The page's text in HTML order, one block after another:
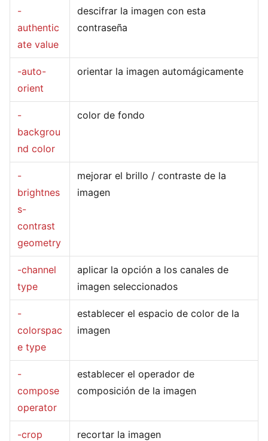
-
authentic
ate value
descifrar la imagen con esta
contraseña
-auto-
orient
orientar la imagen automágicamente
-
backgrou
nd color
color de fondo
-
brightnes
s-
contrast
geometry
mejorar el brillo / contraste de la
imagen
-channel
type
aplicar la opción a los canales de
imagen seleccionados
-
colorspac
e type
establecer el espacio de color de la
imagen
-
compose
operator
establecer el operador de
composición de la imagen
-crop
recortar la imagen